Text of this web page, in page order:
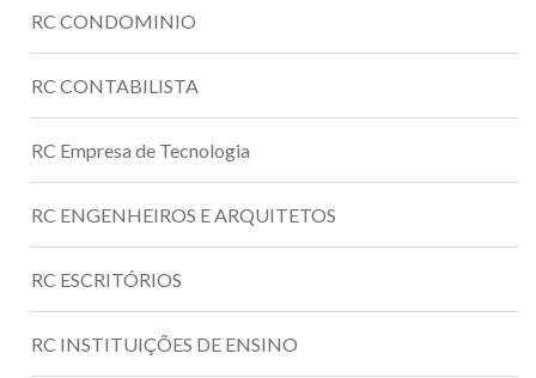
RC CONDOMINIO
RC CONTABILISTA
RC Empresa de Tecnologia
RC ENGENHEIROS E ARQUITETOS
RC ESCRITÓRIOS
RC INSTITUIÇÕES DE ENSINO